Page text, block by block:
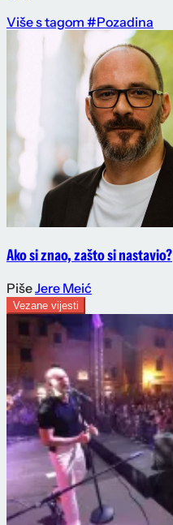
Više s tagom #Pozadina
Ako si znao, zašto si nastavio?
PišeJere Meić
Vezane vijesti